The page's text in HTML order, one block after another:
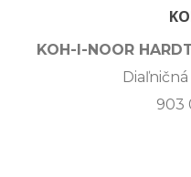
KOH-I-NOOR
Diaľničná
903